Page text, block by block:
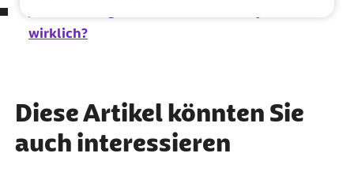
wirklich?
Diese Artikel könnten Sie
auch interessieren